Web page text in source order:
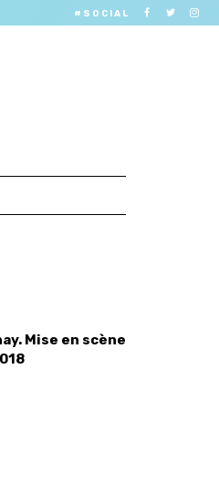
#SOCIAL
Mise en scène